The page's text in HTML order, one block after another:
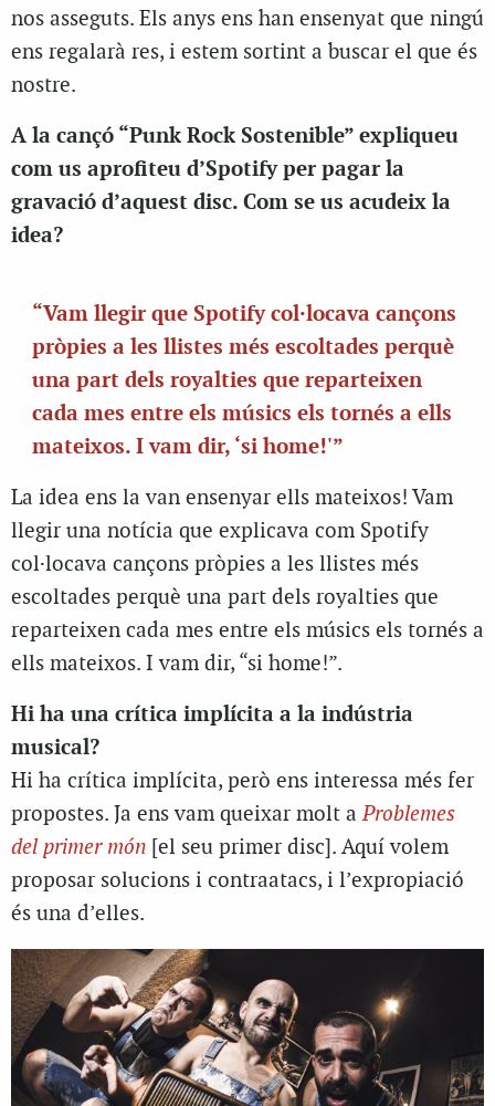
nos asseguts. Els anys ens han ensenyat que ningú
ens regalarà res, i estem sortint a buscar el que és
nostre.
A la cançó “Punk Rock Sostenible” expliqueu
com us aprofiteu d’Spotify per pagar la
gravació d’aquest disc. Com se us acudeix la
idea?
“Vam llegir que Spotify col·locava cançons
pròpies a les llistes més escoltades perquè
una part dels royalties que reparteixen
cada mes entre els músics els tornés a ells
mateixos. I vam dir, ‘si home!'”
La idea ens la van ensenyar ells mateixos! Vam
llegir una notícia que explicava com Spotify
col·locava cançons pròpies a les llistes més
escoltades perquè una part dels royalties que
reparteixen cada mes entre els músics els tornés a
ells mateixos. I vam dir, “si home!”.
Hi ha una crítica implícita a la indústria
musical?
Hi ha crítica implícita, però ens interessa més fer
propostes. Ja ens vam queixar molt aProblemes
del primer món [el seu primer disc]. Aquí volem
proposar solucions i contraatacs, i l’expropiació
és una d’elles.